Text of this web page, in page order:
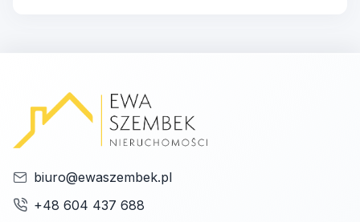
biuro@ewaszembek.pl
+48 604 437 688